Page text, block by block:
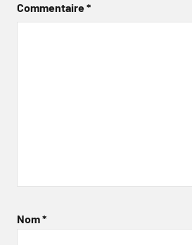
Commentaire*
Nom*